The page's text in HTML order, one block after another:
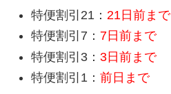
特便割引21： 21日前まで
特便割引7： 7日前まで
特便割引3： 3日前まで
特便割引1： 前日まで